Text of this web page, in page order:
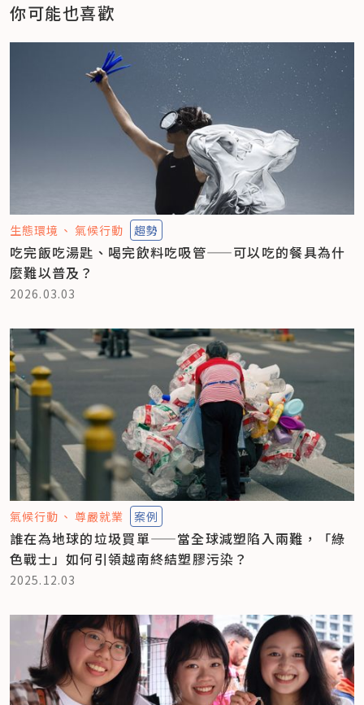
你可能也喜歡
生態環境 氣候行動 趨勢
吃完飯吃湯匙、喝完飲料吃吸管——可以吃的餐具為什
麼難以普及？
2026.03.03
氣候行動 尊嚴就業 案例
誰在為地球的垃圾買單——當全球減塑陷入兩難，「綠
色戰士」如何引領越南終結塑膠污染？
2025.12.03